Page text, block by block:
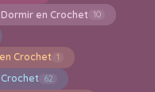
en Crochet 10
Crochet 1
62